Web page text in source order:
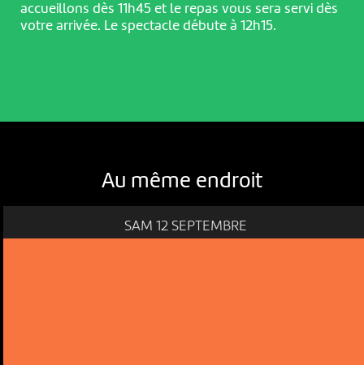
accueillons dès 11h45 et le repas vous sera servi dès
votre arrivée. Le spectacle débute à 12h15.
Au même endroit
SAM 12 SEPTEMBRE